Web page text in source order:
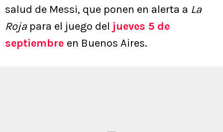
salud de Messi, que ponen en alerta a La
Roja para el juego del jueves 5 de
septiembre en Buenos Aires.